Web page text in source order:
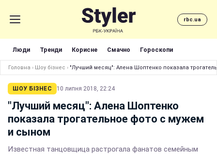
rbc.ua
Люди Тренди Корисне Смачно Гороскопи
Головна › Шоу бізнес › "Лучший месяц": Алена Шоптенко показала
ШОУ БІЗНЕС 10 липня 2018, 22:24
"Лучший месяц": Алена Шоптенко
показала трогательное фото с мужем
и сыном
Известная танцовщица растрогала фанатов семейным